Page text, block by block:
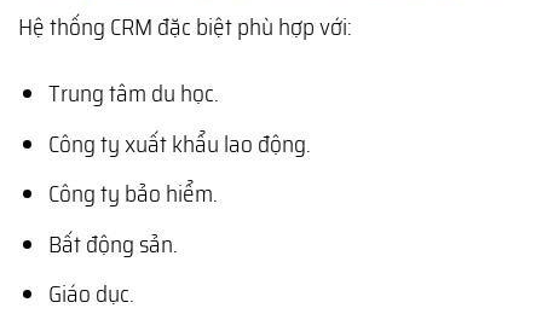
Hệ thống CRM đặc biệt phù hợp với:
Trung tâm du học.
Công ty xuất khẩu lao động.
Công ty bảo hiểm.
Bất động sản.
Giáo dục.